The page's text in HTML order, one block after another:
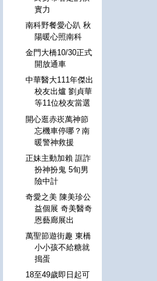
實力
南科野餐愛心趴 秋
陽暖心照南科
金門大橋10/30正式
開放通車
中華醫大111年傑出
校友出爐 劉貞華
等11位校友當選
開心逛赤崁萬神節
忘機車停哪？南
暖警神救援
正妹主動加賴 誆詐
扮神扮鬼 5旬男
險中計
奇愛之美 陳美珍公
益個展 奇美醫奇
恩藝廊展出
萬聖節遊街趣 東橋
小小孩不給糖就
搗蛋
18至49歲即日起可